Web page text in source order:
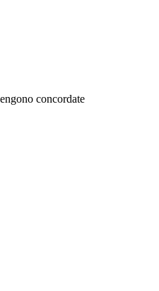
concordate